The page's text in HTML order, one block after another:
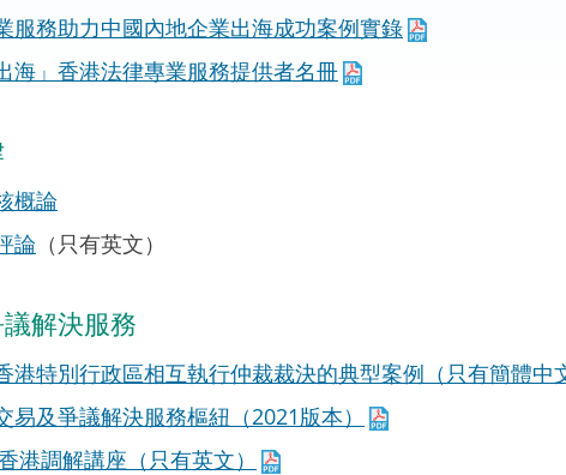
服務助力中國內地企業出海成功案例實錄
海」香港法律專業服務提供者名冊
概論
論 （只有英文）
解決服務
港特別行政區相互執行仲裁裁決的典型案例（只有簡體中
易及爭議解決服務樞紐（2021版本）
港調解講座（只有英文）